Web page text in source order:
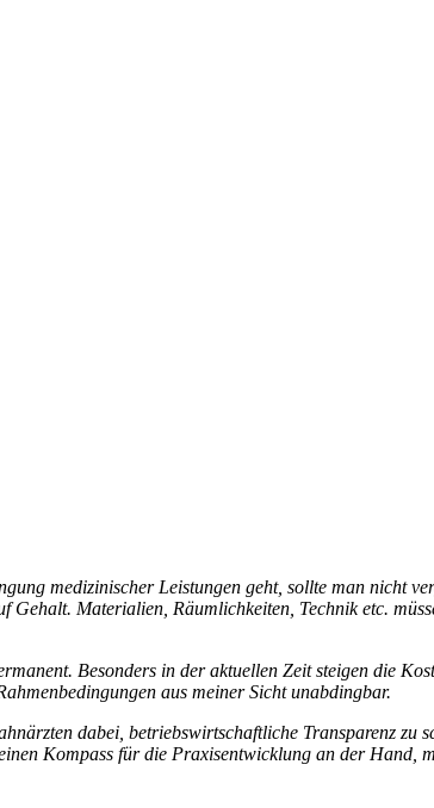
medi­zi­ni­scher Leis­tungen geht, sollte man nicht
Gehalt. Mate­ria­lien, Räum­lich­keiten, Technik etc.
Besonders in der aktuellen Zeit steigen die
aus meiner Sicht unab­dingbar.
dabei, betriebs­wirt­schaft­liche Trans­pa­renz
Kompass für die Praxis­ent­wick­lung an der